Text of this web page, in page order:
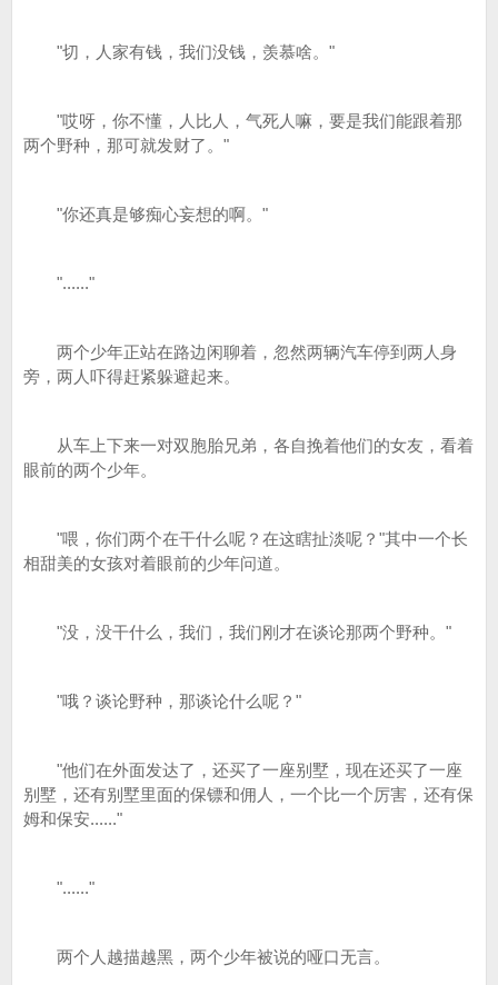
"切，人家有钱，我们没钱，羡慕啥。"
"哎呀，你不懂，人比人，气死人嘛，要是我们能跟着那
两个野种，那可就发财了。"
"你还真是够痴心妄想的啊。"
"......"
两个少年正站在路边闲聊着，忽然两辆汽车停到两人身
旁，两人吓得赶紧躲避起来。
从车上下来一对双胞胎兄弟，各自挽着他们的女友，看着
眼前的两个少年。
"喂，你们两个在干什么呢？在这瞎扯淡呢？"其中一个长
相甜美的女孩对着眼前的少年问道。
"没，没干什么，我们，我们刚才在谈论那两个野种。"
"哦？谈论野种，那谈论什么呢？"
"他们在外面发达了，还买了一座别墅，现在还买了一座
别墅，还有别墅里面的保镖和佣人，一个比一个厉害，还有保
姆和保安......"
"......"
两个人越描越黑，两个少年被说的哑口无言。